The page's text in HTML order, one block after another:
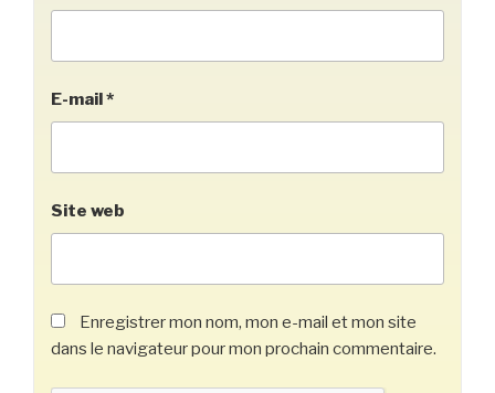
E-mail *
Site web
Enregistrer mon nom, mon e-mail et mon site
dans le navigateur pour mon prochain commentaire.